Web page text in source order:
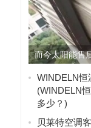
而今太阳能售
今太阳能的售
WINDELN恒
(WINDELN
多少？)
贝莱特空调